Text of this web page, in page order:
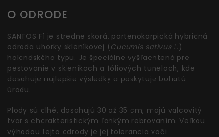
O ODRODE
SANTOS F1 je stredne skorá, partenokarpická hybridná
odroda uhorky skleníkovej ( Cucumis sativus L. )
holandského typu. Je špeciálne vyšľachtená pre
pestovanie v skleníkoch a fóliových tuneloch, kde
dosahuje najlepšie výsledky a poskytuje bohatú
úrodu.
Plody sú dlhé, dosahujú 30 až 35 cm, majú valcovitý
tvar s charakteristickým ľahkým rebrovaním. Veľkou
výhodou tejto odrody je jej tolerancia voči